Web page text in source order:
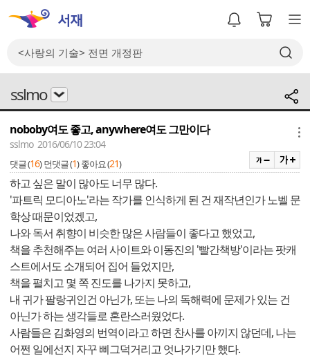
sslmo
noboby여도 좋고, anywhere여도 그만이다
sslmo 2016/06/10 23:04
댓글 (16) 먼댓글 (1) 좋아요 (21)
하고 싶은 말이 많아도 너무 많다.
'파트릭 모디아노'라는 작가를 인식하게 된 건 재작년인가 노벨 문
학상 때문이었겠고,
나와 독서 취향이 비슷한 많은 사람들이 좋다고 했었고,
책을 추천해주는 여러 사이트와 이동진의 '빨간책방'이라는 팟캐
스트에서도 소개되어 집어 들었지만,
책을 펼치고 몇 쪽 진도를 나가지 못하고,
내 귀가 팔랑귀인건 아닌가, 또는 나의 독해력에 문제가 있는 건
아닌가 하는 생각들로 혼란스러웠었다.
사람들은 김화영의 번역이라고 하면 찬사를 아끼지 않던데, 나는
어쩐 일에선지 자꾸 삐그덕거리고 엇나가기만 했다.